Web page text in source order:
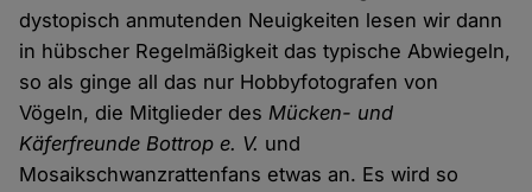
dystopisch anmutenden Neuigkeiten lesen wir dann
in hübscher Regelmäßigkeit das typische Abwiegeln,
so als ginge all das nur Hobbyfotografen von
Vögeln, die Mitglieder desMücken- und
Käferfreunde Bottrop e. V. und
Mosaikschwanzrattenfans etwas an. Es wird so